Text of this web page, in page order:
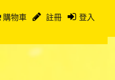
購物車 註冊 登入